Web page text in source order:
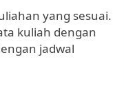
yang sesuai.
kuliah dengan
jadwal